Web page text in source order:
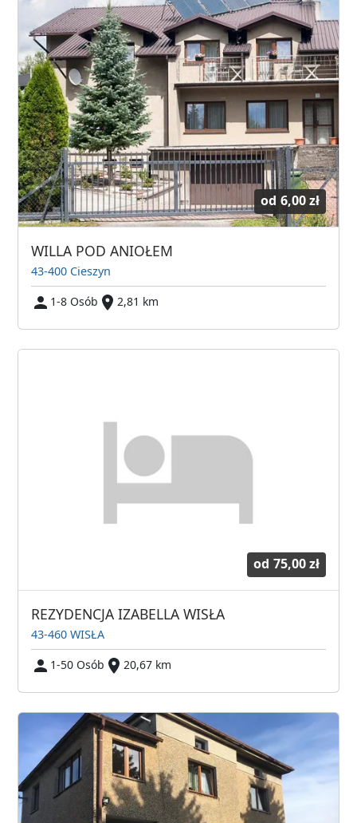
od 6,00 zł
WILLA POD ANIOŁEM
43-400 Cieszyn
1-8 Osób
2,81 km
od 75,00 zł
REZYDENCJA IZABELLA WISŁA
43-460 WISŁA
1-50 Osób
20,67 km